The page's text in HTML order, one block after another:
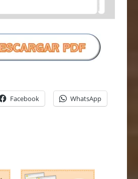
Facebook WhatsApp